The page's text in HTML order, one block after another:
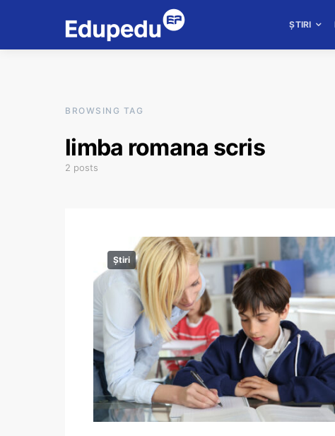
ȘTIRI
BROWSING TAG
limba romana scris
2 posts
Știri